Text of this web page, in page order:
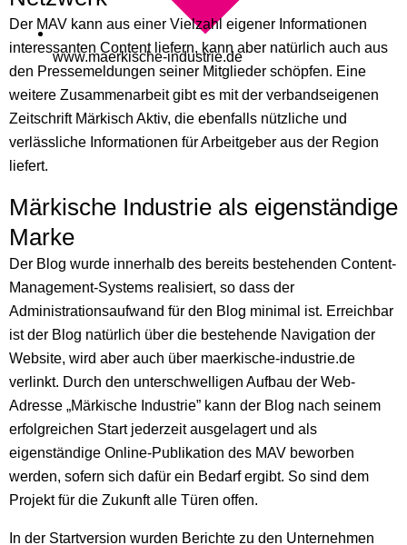
www.maerkische-industrie.de
Der MAV kann aus einer Vielzahl eigener Informationen
interessanten Content liefern, kann aber natürlich auch aus
den Pressemeldungen seiner Mitglieder schöpfen. Eine
weitere Zusammenarbeit gibt es mit der verbandseigenen
Zeitschrift Märkisch Aktiv, die ebenfalls nützliche und
verlässliche Informationen für Arbeitgeber aus der Region
liefert.
Märkische Industrie als eigenständige
Marke
Der Blog wurde innerhalb des bereits bestehenden Content-
Management-Systems realisiert, so dass der
Administrationsaufwand für den Blog minimal ist. Erreichbar
ist der Blog natürlich über die bestehende Navigation der
Website, wird aber auch über maerkische-industrie.de
verlinkt. Durch den unterschwelligen Aufbau der Web-
Adresse „Märkische Industrie” kann der Blog nach seinem
erfolgreichen Start jederzeit ausgelagert und als
eigenständige Online-Publikation des MAV beworben
werden, sofern sich dafür ein Bedarf ergibt. So sind dem
Projekt für die Zukunft alle Türen offen.
In der Startversion wurden Berichte zu den Unternehmen